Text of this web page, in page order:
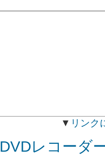
▼ リンク
DVDレコーダ